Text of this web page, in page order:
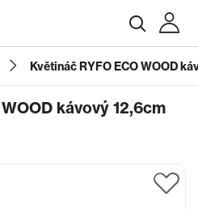
Květináč RYFO ECO WOOD
kávový 12,6cm